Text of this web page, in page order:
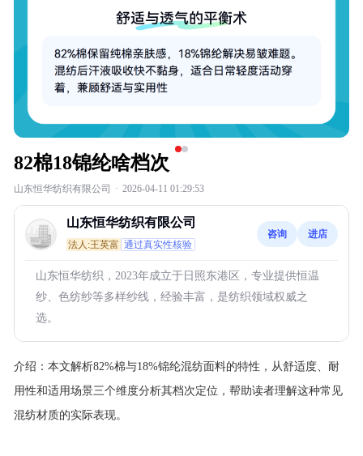
82棉18锦纶啥档次
山东恒华纺织有限公司 · 2026-04-11 01:29:53
山东恒华纺织有限公司
法人:王英富 通过真实性核验
咨询 进店
山东恒华纺织，2023年成立于日照东港区，专业提供恒温
纱、色纺纱等多样纱线，经验丰富，是纺织领域权威之
选。
介绍： 本文解析82%棉与18%锦纶混纺面料的特性，从舒适度、耐
用性和适用场景三个维度分析其档次定位，帮助读者理解这种常见
混纺材质的实际表现。